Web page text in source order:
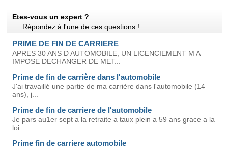
Etes-vous un expert ?
Répondez à l'une de ces questions !
PRIME DE FIN DE CARRIERE
APRES 30 ANS D AUTOMOBILE, UN LICENCIEMENT M A
IMPOSE DECHANGER DE MET...
Prime de fin de carrière dans l'automobile
J'ai travaillé une partie de ma carrière dans l'automobile (14
ans), j...
Prime de fin de carriere de l'automobile
Je pars au1er sept a la retraite a taux plein a 59 ans grace a la
loi...
Prime fin de carriere automobile